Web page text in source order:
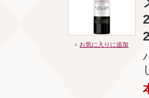
お気に入りに追加